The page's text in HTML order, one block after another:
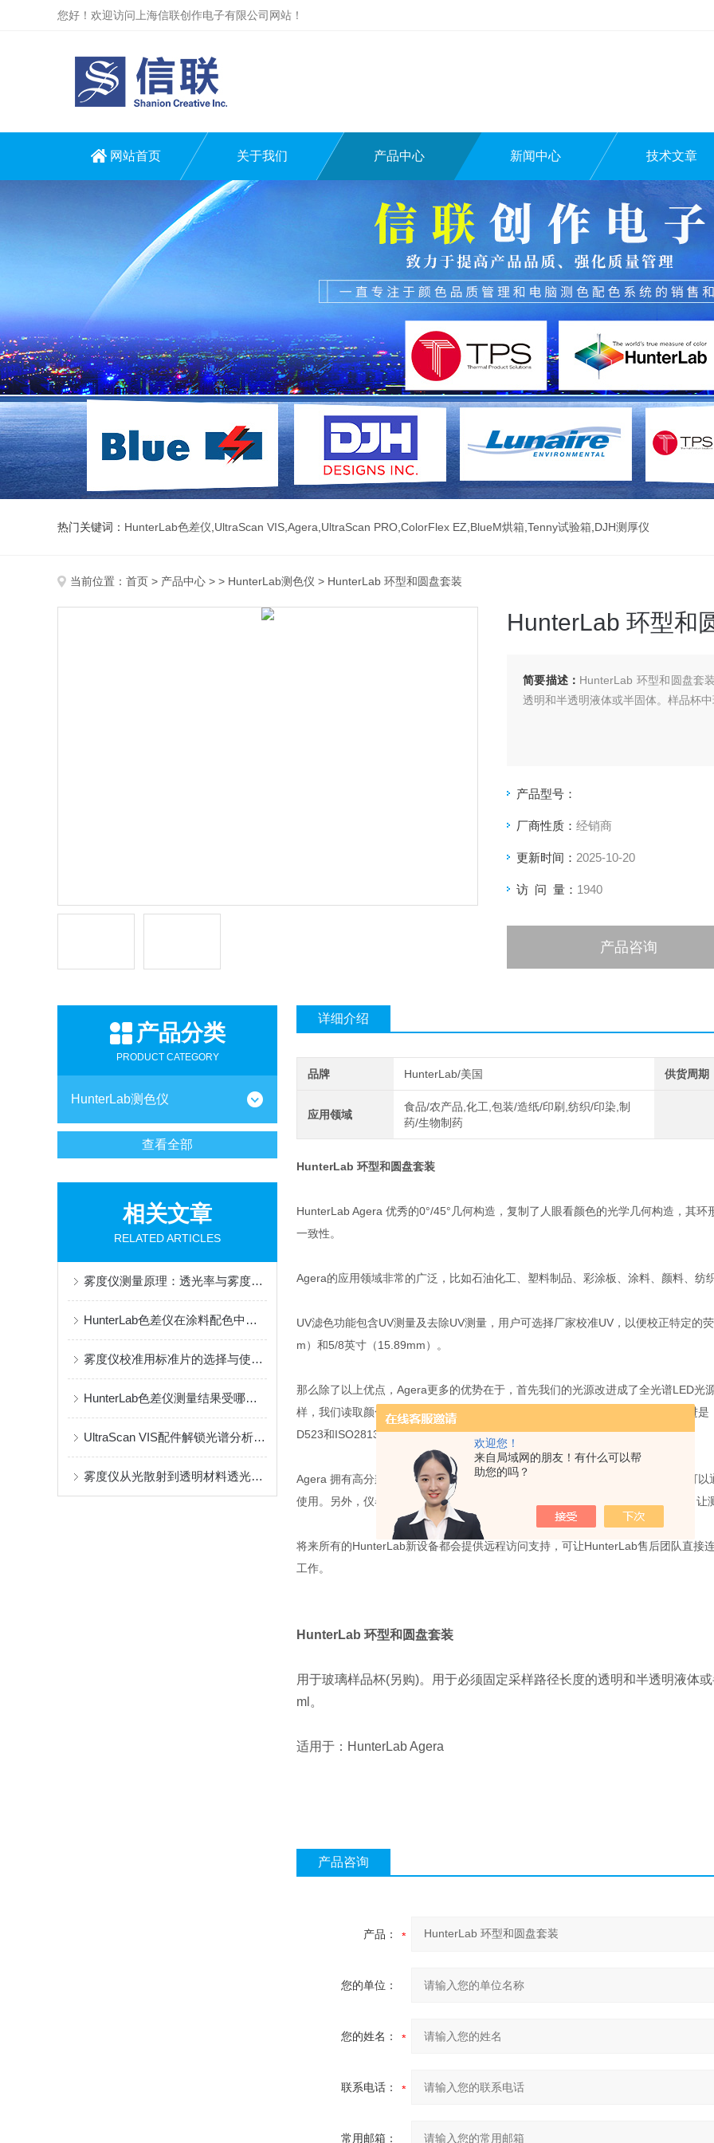
欢迎您！
来自局域网的朋友！有什么可以帮
助您的吗？
您好！欢迎访问上海信联创作电子有限公司网站！
网站首页 关于我们 产品中心 新闻中心 技术文章
热门关键词： HunterLab色差仪 UltraScan VIS Agera UltraScan PRO ColorFlex EZ BlueM烘箱 Tenny试验箱 DJH测厚仪
当前位置： 首页 > 产品中心 > > HunterLab测色仪 > HunterLab 环型和圆盘套装
HunterLab 环型和
简要描述： HunterLab 环型和圆盘套
透明和半透明液体或半固体。样品杯
产品型号：
厂商性质： 经销商
更新时间： 2025-10-20
访 问 量： 1940
产品咨询
产品分类
PRODUCT CATEGORY
HunterLab测色仪
查看全部
相关文章
RELATED ARTICLES
雾度仪测量原理：透光率与雾度的关系
HunterLab色差仪在涂料配色中的实操应用
雾度仪校准用标准片的选择与使用规范
HunterLab色差仪测量结果受哪些因素影响？
UltraScan VIS配件解锁光谱分析的无限可能
雾度仪从光散射到透明材料透光质量的数字化解码
详细介绍
品牌 HunterLab/美国 供货周期
应用领域
食品/农产品,化工,包装/造纸/印刷,纺织/印染,制
药/生物制药
HunterLab 环型和圆盘套装
HunterLab Agera 优秀的0°/45°几何构造，复制了人眼看颜色的光学几何构造，其
一致性。
Agera的应用领域非常的广泛，比如石油化工、塑料制品、彩涂板、涂料、颜料、纺
UV滤色功能包含UV测量及去除UV测量，用户可选择厂家校准UV，以便校正特定
m）和5/8英寸（15.89mm）。
那么除了以上优点，Agera更多的优势在于，首先我们的光源改进成了全光谱LED光
样，我们读取颜色数据会非常稳定，也就是我们常说的仪器重复性。其次大的改进
D523和ISO2813国际标准，并提供可追溯证书。
Agera 拥有高分辨率彩色触摸屏，可让您在仪器上直接操作，读取数据，数据也可
使用。另外，仪器内置500万像素摄像头，45度全光谱均衡照明，可以捕获图像，让
将来所有的HunterLab新设备都会提供远程访问支持，可让HunterLab售后团队直接
工作。
HunterLab 环型和圆盘套装
用于玻璃样品杯(另购)。用于必须固定采样路径长度的透明和半透明液体
ml。
适用于：HunterLab Agera
产品咨询
产品：
您的单位：
您的姓名：
联系电话：
常用邮箱：